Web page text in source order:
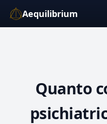
Aequilibrium
Quanto